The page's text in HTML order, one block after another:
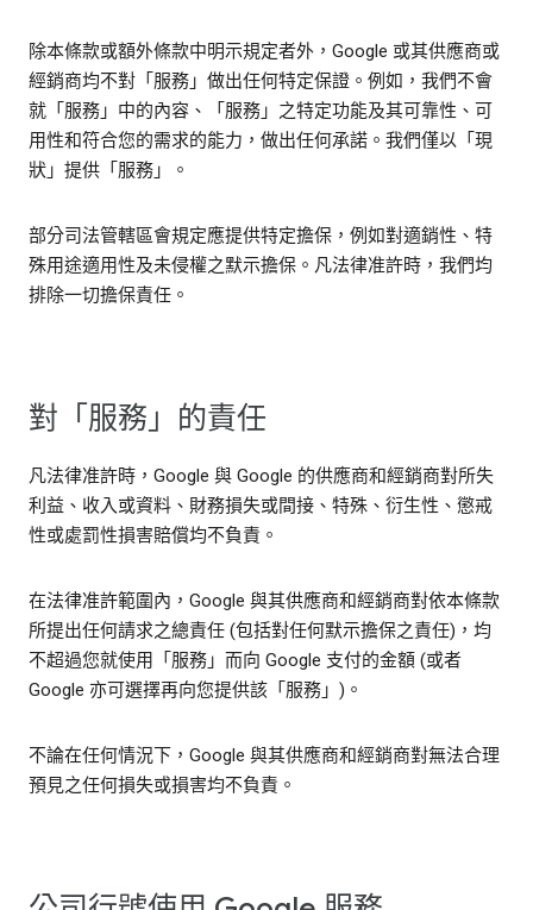
除本條款或額外條款中明示規定者外，Google 或其供應商或
經銷商均不對「服務」做出任何特定保證。例如，我們不會
就「服務」中的內容、「服務」之特定功能及其可靠性、可
用性和符合您的需求的能力，做出任何承諾。我們僅以「現
狀」提供「服務」。
部分司法管轄區會規定應提供特定擔保，例如對適銷性、特
殊用途適用性及未侵權之默示擔保。凡法律准許時，我們均
排除一切擔保責任。
對「服務」的責任
凡法律准許時，Google 與 Google 的供應商和經銷商對所失
利益、收入或資料、財務損失或間接、特殊、衍生性、懲戒
性或處罰性損害賠償均不負責。
在法律准許範圍內，Google 與其供應商和經銷商對依本條款
所提出任何請求之總責任 (包括對任何默示擔保之責任)，均
不超過您就使用「服務」而向 Google 支付的金額 (或者
Google 亦可選擇再向您提供該「服務」)。
不論在任何情況下，Google 與其供應商和經銷商對無法合理
預見之任何損失或損害均不負責。